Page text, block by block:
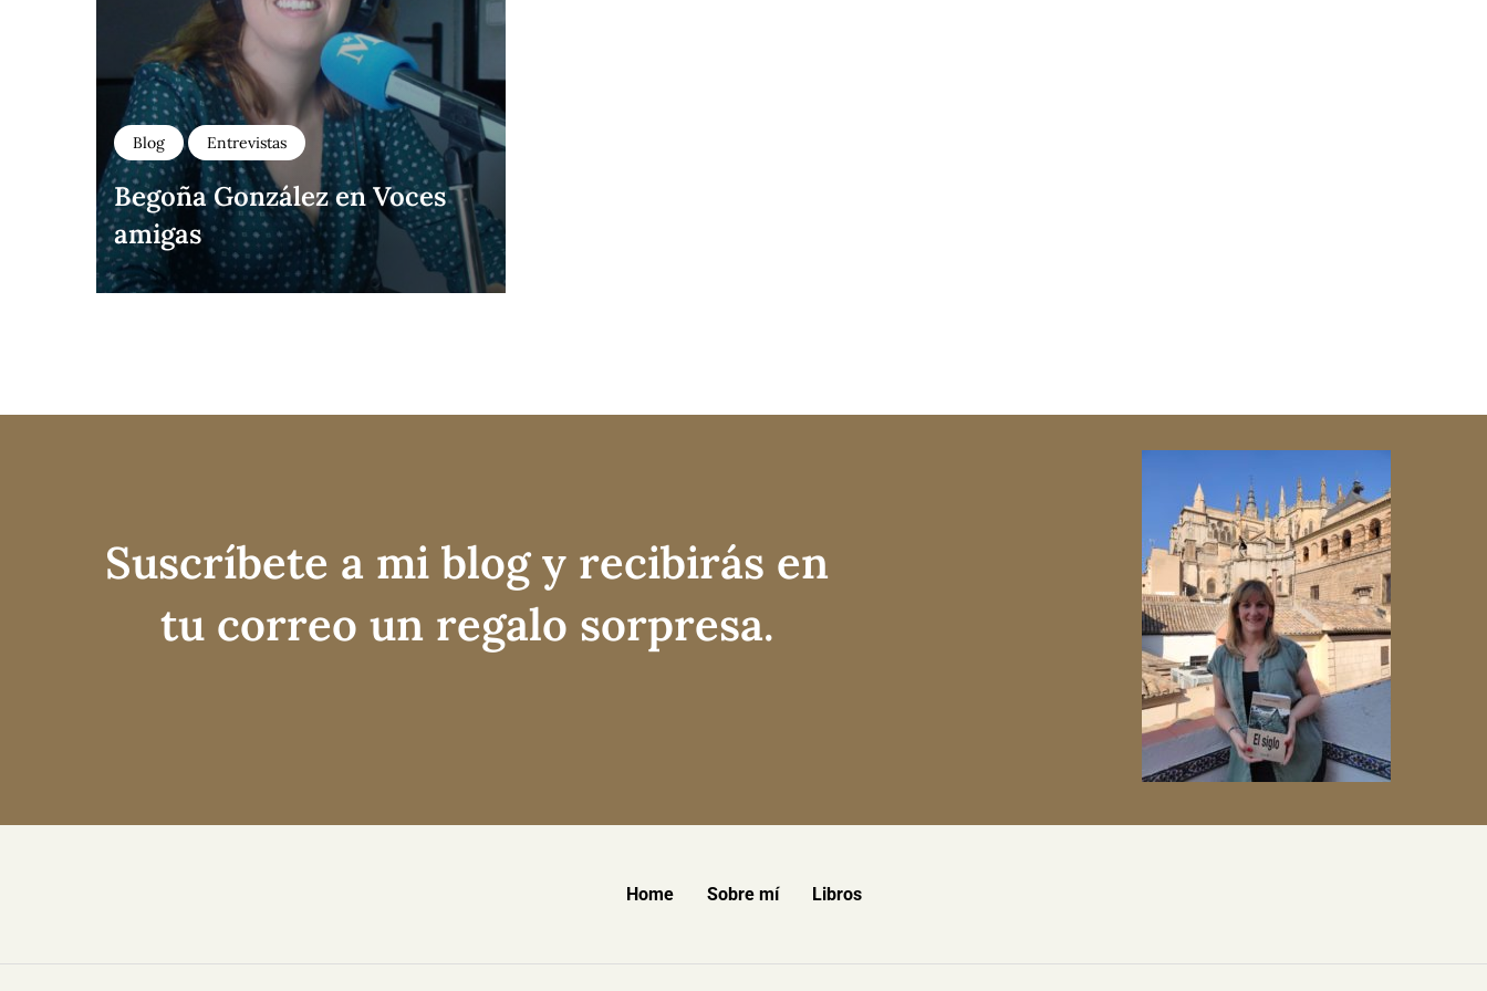
Blog Entrevistas
Begoña González en Voces
amigas
Suscríbete a mi blog y recibirás en
tu correo un regalo sorpresa.
Home Sobre mí Libros